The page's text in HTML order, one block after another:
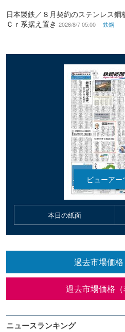
日本製鉄／８月契約のステンレス鋼
Ｃｒ系据え置き 2026/8/7 05:00 鉄鋼
本日の紙面
過去市場価格
過去市場価格（
ニュースランキング